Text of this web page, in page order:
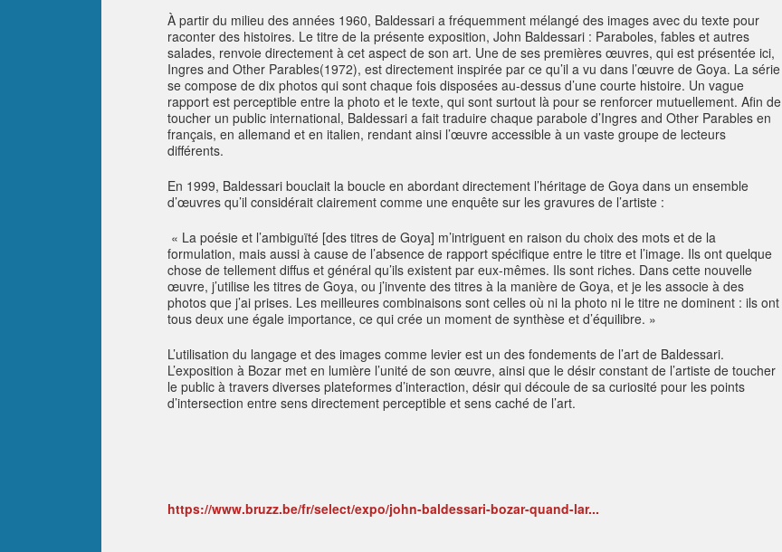
À partir du milieu des années 1960, Baldessari a fréquemment mélangé des images avec du texte pour
raconter des histoires. Le titre de la présente exposition, John Baldessari : Paraboles, fables et autres
salades, renvoie directement à cet aspect de son art. Une de ses premières œuvres, qui est présentée ici,
Ingres and Other Parables(1972), est directement inspirée par ce qu’il a vu dans l’œuvre de Goya. La série
se compose de dix photos qui sont chaque fois disposées au-dessus d’une courte histoire. Un vague
rapport est perceptible entre la photo et le texte, qui sont surtout là pour se renforcer mutuellement. Afin de
toucher un public international, Baldessari a fait traduire chaque parabole d’Ingres and Other Parables en
français, en allemand et en italien, rendant ainsi l’œuvre accessible à un vaste groupe de lecteurs
différents.
En 1999, Baldessari bouclait la boucle en abordant directement l’héritage de Goya dans un ensemble
d’œuvres qu’il considérait clairement comme une enquête sur les gravures de l’artiste :
« La poésie et l’ambiguïté [des titres de Goya] m’intriguent en raison du choix des mots et de la
formulation, mais aussi à cause de l’absence de rapport spécifique entre le titre et l’image. Ils ont quelque
chose de tellement diffus et général qu’ils existent par eux-mêmes. Ils sont riches. Dans cette nouvelle
œuvre, j’utilise les titres de Goya, ou j’invente des titres à la manière de Goya, et je les associe à des
photos que j’ai prises. Les meilleures combinaisons sont celles où ni la photo ni le titre ne dominent : ils ont
tous deux une égale importance, ce qui crée un moment de synthèse et d’équilibre. »
L’utilisation du langage et des images comme levier est un des fondements de l’art de Baldessari.
L’exposition à Bozar met en lumière l’unité de son œuvre, ainsi que le désir constant de l’artiste de toucher
le public à travers diverses plateformes d’interaction, désir qui découle de sa curiosité pour les points
d’intersection entre sens directement perceptible et sens caché de l’art.
https://www.bruzz.be/fr/select/expo/john-baldessari-bozar-quand-lar...